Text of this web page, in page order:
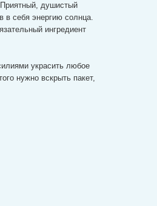
Приятный, душистый
в себя энергию солнца.
ингредиент
украсить любое
нужно вскрыть пакет,